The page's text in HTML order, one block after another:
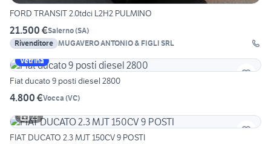
FORD TRANSIT 2.0tdci L2H2 PULMINO
21.500 €Salerno(SA)
Rivenditore MUGAVERO ANTONIO & FIGLI SRL
Vetrina
Fiat ducato 9 posti diesel 2800
4.800 €Vocca (VC)
23
FIAT DUCATO 2.3 MJT 150CV 9 POSTI